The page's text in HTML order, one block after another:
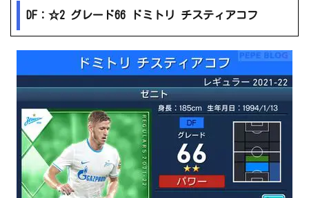
DF：☆2 グレード66 ドミトリ チスティアコフ